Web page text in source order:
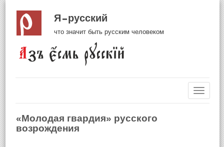
Я русский
что значит быть русским человеком
«Молодая гвардия» русского
возрождения